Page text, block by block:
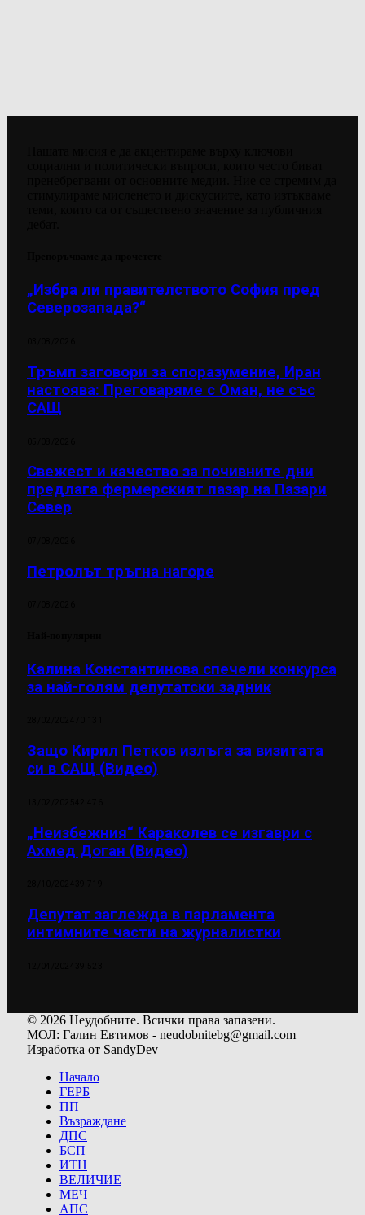
„Избра ли правителството София пред
Северозапада?“
Тръмп заговори за споразумение, Иран
настоява: Преговаряме с Оман, не със
САЩ
Свежест и качество за почивните дни
предлага фермерският пазар на Пазари
Север
Петролът тръгна нагоре
Калина Константинова спечели конкурса
за най-голям депутатски задник
Защо Кирил Петков излъга за визитата
си в САЩ (Видео)
„Неизбежния“ Караколев се изгаври с
Ахмед Доган (Видео)
Депутат заглежда в парламента
интимните части на журналистки
© 2026 Неудобните. Всички права запазени.
МОЛ: Галин Евтимов - neudobnitebg@gmail.com
Изработка от SandyDev
Начало
ГЕРБ
ПП
Възраждане
ДПС
БСП
ИТН
ВЕЛИЧИЕ
МЕЧ
АПС